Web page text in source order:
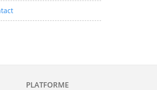
PLATFORME